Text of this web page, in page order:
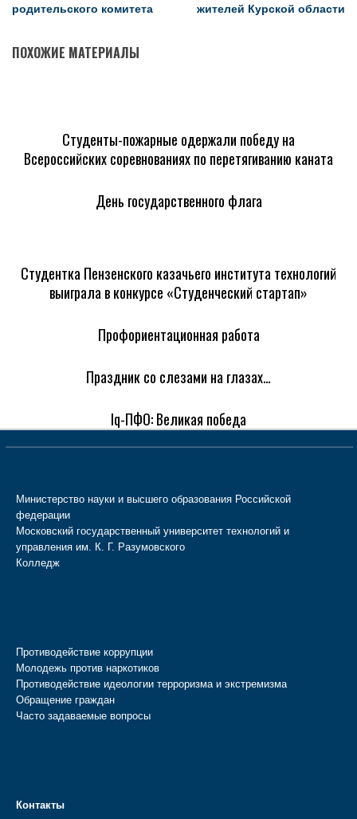
родительского комитета
жителей Курской области
ПОХОЖИЕ МАТЕРИАЛЫ
Студенты-пожарные одержали победу на
Всероссийских соревнованиях по перетягиванию каната
День государственного флага
Студентка Пензенского казачьего института технологий
выиграла в конкурсе «Студенческий стартап»
Профориентационная работа
Праздник со слезами на глазах…
Iq-ПФО: Великая победа
Министерство науки и высшего образования Российской
федерации
Московский государственный университет технологий и
управления им. К. Г. Разумовского
Колледж
Противодействие коррупции
Молодежь против наркотиков
Противодействие идеологии терроризма и экстремизма
Обращение граждан
Часто задаваемые вопросы
Контакты